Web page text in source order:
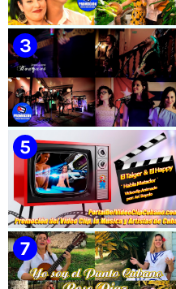
🟡 Susel Gómez (La China) ||
¨Oye Mi Leloley¨ || Director:
Onelio Jesús Larralde González
|| Música popular bailable
cubana || Videoclip || CUBA
🟡 Bouquet - ¨Dressed Up
Animal¨ 📺 Videoclip - 🎬
Director: Mauricio Figueiral